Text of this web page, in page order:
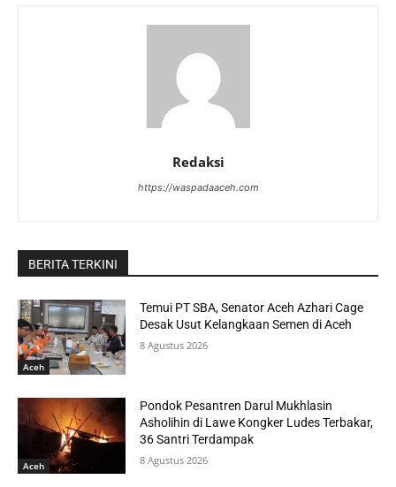
Redaksi
https://waspadaaceh.com
BERITA TERKINI
Aceh
Temui PT SBA, Senator Aceh Azhari Cage
Desak Usut Kelangkaan Semen di Aceh
8 Agustus 2026
Aceh
Pondok Pesantren Darul Mukhlasin
Asholihin di Lawe Kongker Ludes Terbakar,
36 Santri Terdampak
8 Agustus 2026